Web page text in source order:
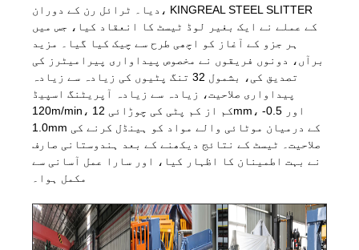
دیا۔ ٹرائل رن کے دوران، KINGREAL STEEL SLITTER
کے عملے نے ایک بغیر لوڈ ٹیسٹ کا انعقاد کیا، جس میں
ہر جزو کے آغاز کو اچھی طرح سے چیک کیا گیا۔ مزید
برآں، دونوں فریقوں نے مخصوص پیداواری پیرامیٹرز کی
تصدیق کی، بشمول 32 تنگ پٹیوں کی زیادہ سے زیادہ
پیداواری صلاحیت، زیادہ سے زیادہ آپریٹنگ اسپیڈ
120m/min، کم از کم پٹی کی چوڑائی 12mm، اور 0.5-
1.0mm کے درمیان موٹائی والے مواد کو ہینڈل کرنے کی
صلاحیت۔ ٹیسٹ کے نتائج دیکھنے کے بعد ہندوستانی صارف
نے بہت اطمینان کا اظہار کیا، اور سارا عمل آسانی سے
مکمل ہوا۔